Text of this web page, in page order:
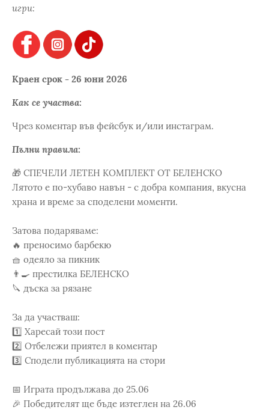
игри:
Краен срок - 26 юни 2026
Как се участва:
Чрез коментар във фейсбук и/или инстаграм.
Пълни правила:
🎁 СПЕЧЕЛИ ЛЕТЕН КОМПЛЕКТ ОТ БЕЛЕНСКО
Лятото е по-хубаво навън - с добра компания, вкусна
храна и време за споделени моменти.
Затова подаряваме:
🔥 преносимо барбекю
🧺 одеяло за пикник
👨‍🍳 престилка БЕЛЕНСКО
🔪 дъска за рязане
За да участваш:
1️⃣ Харесай този пост
2️⃣ Отбележи приятел в коментар
3️⃣ Сподели публикацията на стори
📅 Играта продължава до 25.06
🎉 Победителят ще бъде изтеглен на 26.06